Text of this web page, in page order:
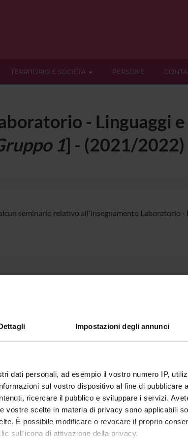
Impostazioni degli annunci
dati personali, ad esempio il vostro numero IP,
sul vostro dispositivo al fine di pubblicare
ricercare il pubblico e sviluppare i servizi.
vostre scelte in materia di privacy sono applicabili
È possibile modificare o revocare il proprio
sull'icona di attivazione della privacy.
TERRITORIO E SOCIETÀ PERSONE
- Linguaggi
1] - (2021/2022)
seminario relativo all'insegnamento Laboratorio -